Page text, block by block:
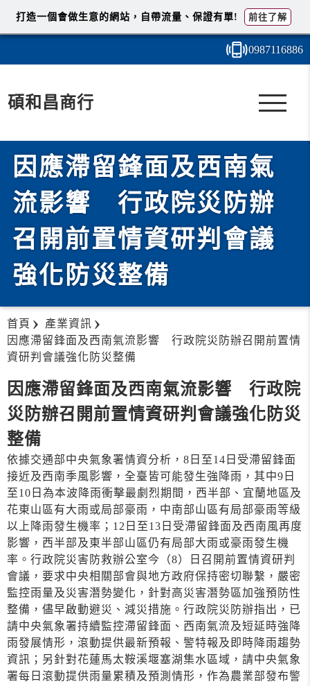
0987116886
碩和昌商行
因應滯留鋒面及西南氣
流影響 行政院災防辦
召開前置情資研判會議
強化防災整備
首頁
產業資訊
因應滯留鋒面及西南氣流影響 行政院災防辦召開前置情
資研判會議強化防災整備
因應滯留鋒面及西南氣流影響 行政院
災防辦召開前置情資研判會議強化防災
整備
依據交通部中央氣象署情資分析，8日至14日受滯留鋒面
接近及西南季風影響，全臺皆可能發生強降雨，其中9日
至10日為本波降雨衝擊最劇烈期間，西半部、宜蘭地區及
花東山區有大雨或局部豪雨，中南部山區有局部豪雨等級
以上降雨發生機率；12日至13日受滯留鋒面及西南風再度
影響，西半部及東半部山區仍有局部大雨或豪雨發生機
率。行政院災害防救辦公室今（8）日召開前置情資研判
會議，要求中央相關部會與地方政府保持密切聯繫，嚴密
監控雨量及災害潛勢變化，針對高災害潛勢區加強預防性
整備，儘早啟動避災、減災措施。行政院災防辦指出，已
請中央氣象署持續監控滯留鋒面、西南氣流及短延時強降
雨發展情形，滾動提供最新預報、警特報及即時降雨趨勢
資訊；另針對花蓮馬太鞍溪堰塞湖集水區域，請中央氣象
署每日滾動提供雨量累積及預測情形，作為農業部發布警
打造一個會做生意的網站，自帶流量、保證有單! 前往了解